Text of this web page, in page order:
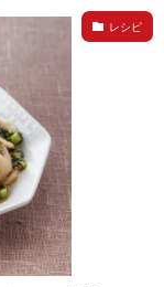
レシピ